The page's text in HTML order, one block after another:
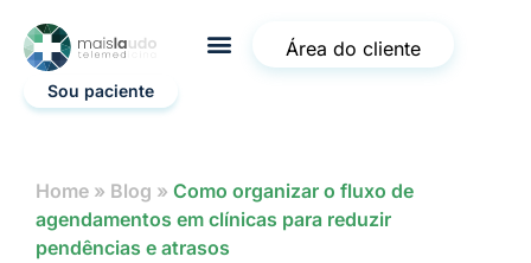
Área do cliente
Sou paciente
Home » Blog » Como organizar o fluxo de
agendamentos em clínicas para reduzir
pendências e atrasos